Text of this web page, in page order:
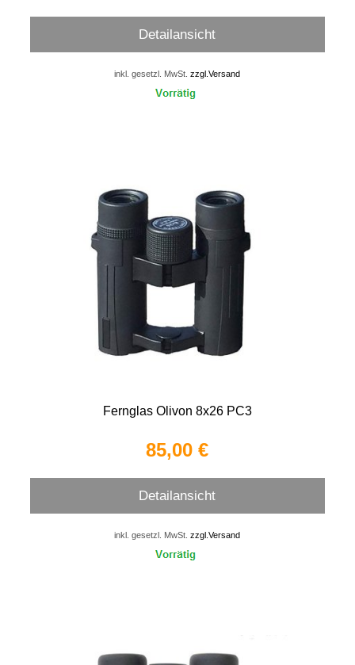
Detailansicht
inkl. gesetzl. MwSt.zzgl.Versand
Fernglas Olivon 8x26 PC3
85,00 €
Detailansicht
inkl. gesetzl. MwSt.zzgl.Versand